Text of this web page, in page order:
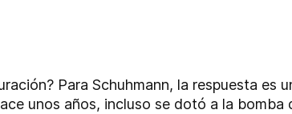
Para Schuhmann, la respuesta es
unos años, incluso se dotó a la bomba